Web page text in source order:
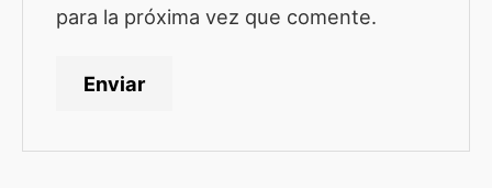
para la próxima vez que comente.